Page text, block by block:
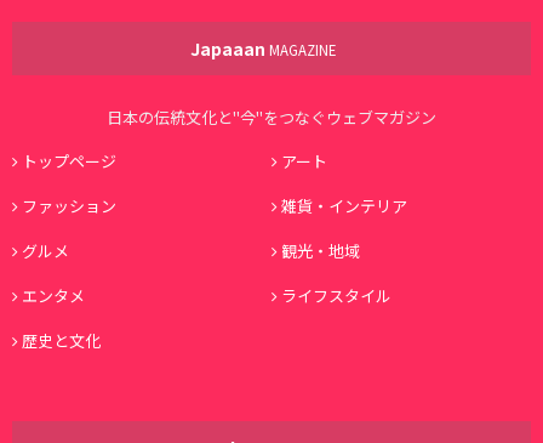
Japaaan MAGAZINE
日本の伝統文化と"今"をつなぐウェブマガジン
トップページ
アート
ファッション
雑貨・インテリア
グルメ
観光・地域
エンタメ
ライフスタイル
歴史と文化